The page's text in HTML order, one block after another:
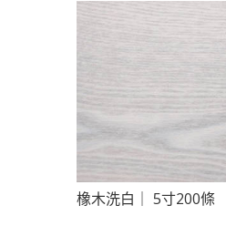
橡木洗白｜ 5寸200條